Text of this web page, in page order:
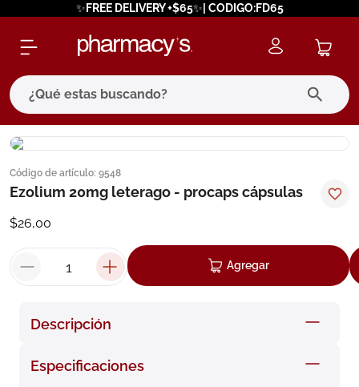
✨FREE DELIVERY +$65✨| CODIGO:FD65
¿Qué estas buscando?
Código de artículo: 9548
Ezolium 20mg leterago - procaps cápsulas
$26,00
Agregar
Descripción
Especificaciones
términos más buscados
1. eucerin
pilexil
5. cerave
6 degraler
8. roche posay